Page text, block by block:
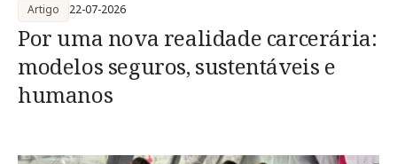
Por uma nova realidade carcerária:
modelos seguros, sustentáveis e
humanos
Artigo 22-07-2026